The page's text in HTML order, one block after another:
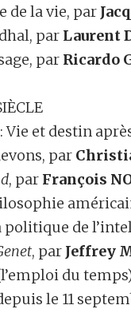
de la vie, par
par Laurent
par Ricardo
Vie et destin
par
, par François
politique de
, par Jeffrey
du
le 11